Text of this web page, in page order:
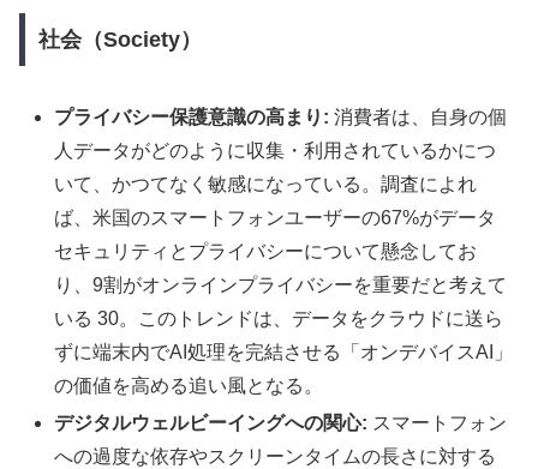
社会（Society）
プライバシー保護意識の高まり: 消費者は、自身の個
人データがどのように収集・利用されているかにつ
いて、かつてなく敏感になっている。調査によれ
ば、米国のスマートフォンユーザーの67%がデータ
セキュリティとプライバシーについて懸念してお
り、9割がオンラインプライバシーを重要だと考えて
いる 30。このトレンドは、データをクラウドに送ら
ずに端末内でAI処理を完結させる「オンデバイスAI」
の価値を高める追い風となる。
デジタルウェルビーイングへの関心: スマートフォン
への過度な依存やスクリーンタイムの長さに対する